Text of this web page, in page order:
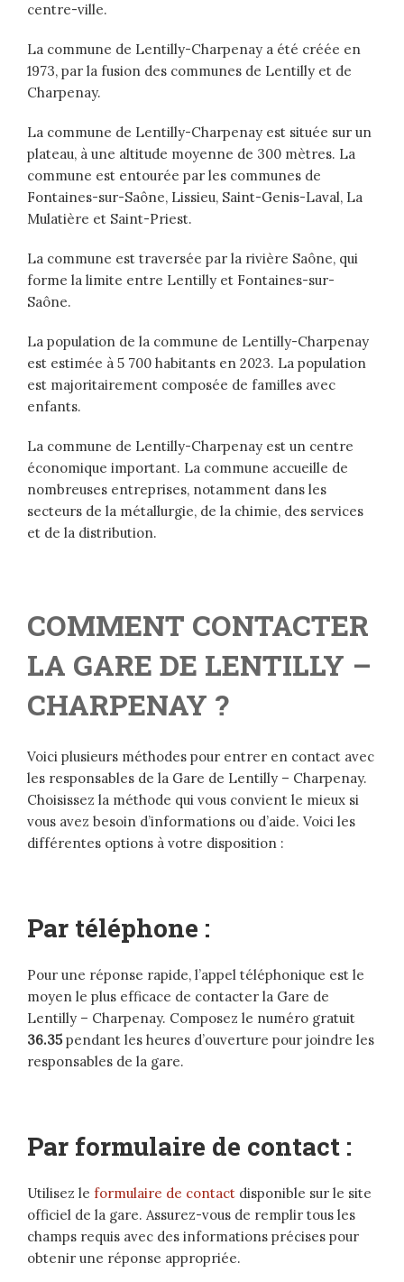
centre-ville.
La commune de Lentilly-Charpenay a été créée en
1973, par la fusion des communes de Lentilly et de
Charpenay.
La commune de Lentilly-Charpenay est située sur un
plateau, à une altitude moyenne de 300 mètres. La
commune est entourée par les communes de
Fontaines-sur-Saône, Lissieu, Saint-Genis-Laval, La
Mulatière et Saint-Priest.
La commune est traversée par la rivière Saône, qui
forme la limite entre Lentilly et Fontaines-sur-
Saône.
La population de la commune de Lentilly-Charpenay
est estimée à 5 700 habitants en 2023. La population
est majoritairement composée de familles avec
enfants.
La commune de Lentilly-Charpenay est un centre
économique important. La commune accueille de
nombreuses entreprises, notamment dans les
secteurs de la métallurgie, de la chimie, des services
et de la distribution.
COMMENT CONTACTER
LA GARE DE LENTILLY –
CHARPENAY ?
Voici plusieurs méthodes pour entrer en contact avec
les responsables de la Gare de Lentilly – Charpenay.
Choisissez la méthode qui vous convient le mieux si
vous avez besoin d’informations ou d’aide. Voici les
différentes options à votre disposition :
Par téléphone :
Pour une réponse rapide, l’appel téléphonique est le
moyen le plus efficace de contacter la Gare de
Lentilly – Charpenay. Composez le numéro gratuit
36.35 pendant les heures d’ouverture pour joindre les
responsables de la gare.
Par formulaire de contact :
Utilisez le formulaire de contact disponible sur le site
officiel de la gare. Assurez-vous de remplir tous les
champs requis avec des informations précises pour
obtenir une réponse appropriée.